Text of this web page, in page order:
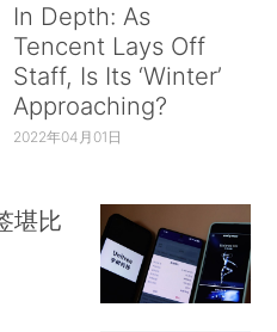
In Depth: As
Tencent Lays Off
Staff, Is Its ‘Winter’
Approaching?
2022年04月01日
堪比